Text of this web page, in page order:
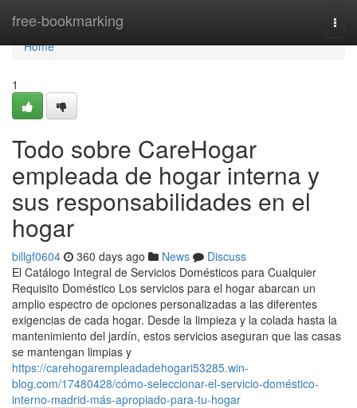
free-bookmarking
Home
Home
1
Todo sobre CareHogar
empleada de hogar interna y
sus responsabilidades en el
hogar
billgf0604 360 days ago News
Discuss
El Catálogo Integral de Servicios Domésticos para Cualquier
Requisito Doméstico Los servicios para el hogar abarcan un
amplio espectro de opciones personalizadas a las diferentes
exigencias de cada hogar. Desde la limpieza y la colada hasta la
mantenimiento del jardín, estos servicios aseguran que las casas
se mantengan limpias y
https://carehogarempleadadehogari53285.win-
blog.com/17480428/cómo-seleccionar-el-servicio-doméstico-
interno-madrid-más-apropiado-para-tu-hogar